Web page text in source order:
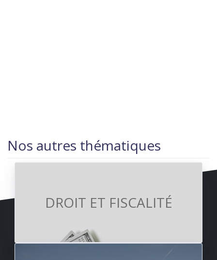
Nos autres thématiques
DROIT ET FISCALITÉ